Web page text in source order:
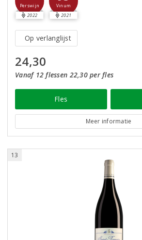
Perswijn
2022
Vinum
2021
Op verlanglijst
24,30
Vanaf 12 flessen 22,30 per fles
Fles
Meer informatie
13